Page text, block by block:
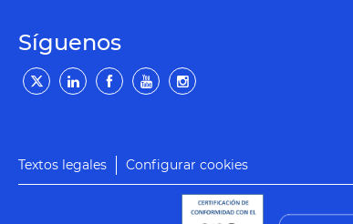
Síguenos
Textos legales Configurar cookies